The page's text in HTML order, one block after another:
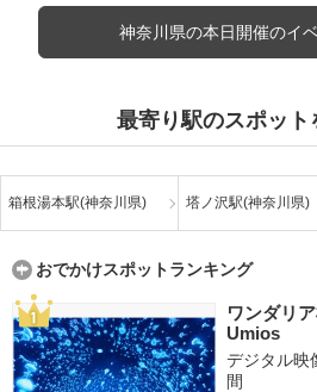
神奈川県の本日開催のイ
最寄り駅のスポット
箱根湯本駅(神奈川県) 塔ノ沢駅(神奈川県)
おでかけスポットランキング
ワンダリ
Umios
デジタル映
間